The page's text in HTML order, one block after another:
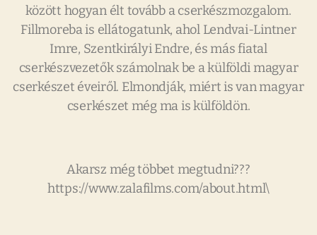
között hogyan élt tovább a cserkészmozgalom.
Fillmoreba is ellátogatunk, ahol Lendvai-Lintner
Imre, Szentkirályi Endre, és más fiatal
cserkészvezetők számolnak be a külföldi magyar
cserkészet éveiről. Elmondják, miért is van magyar
cserkészet még ma is külföldön.
Akarsz még többet megtudni???
https://www.zalafilms.com/about.html\